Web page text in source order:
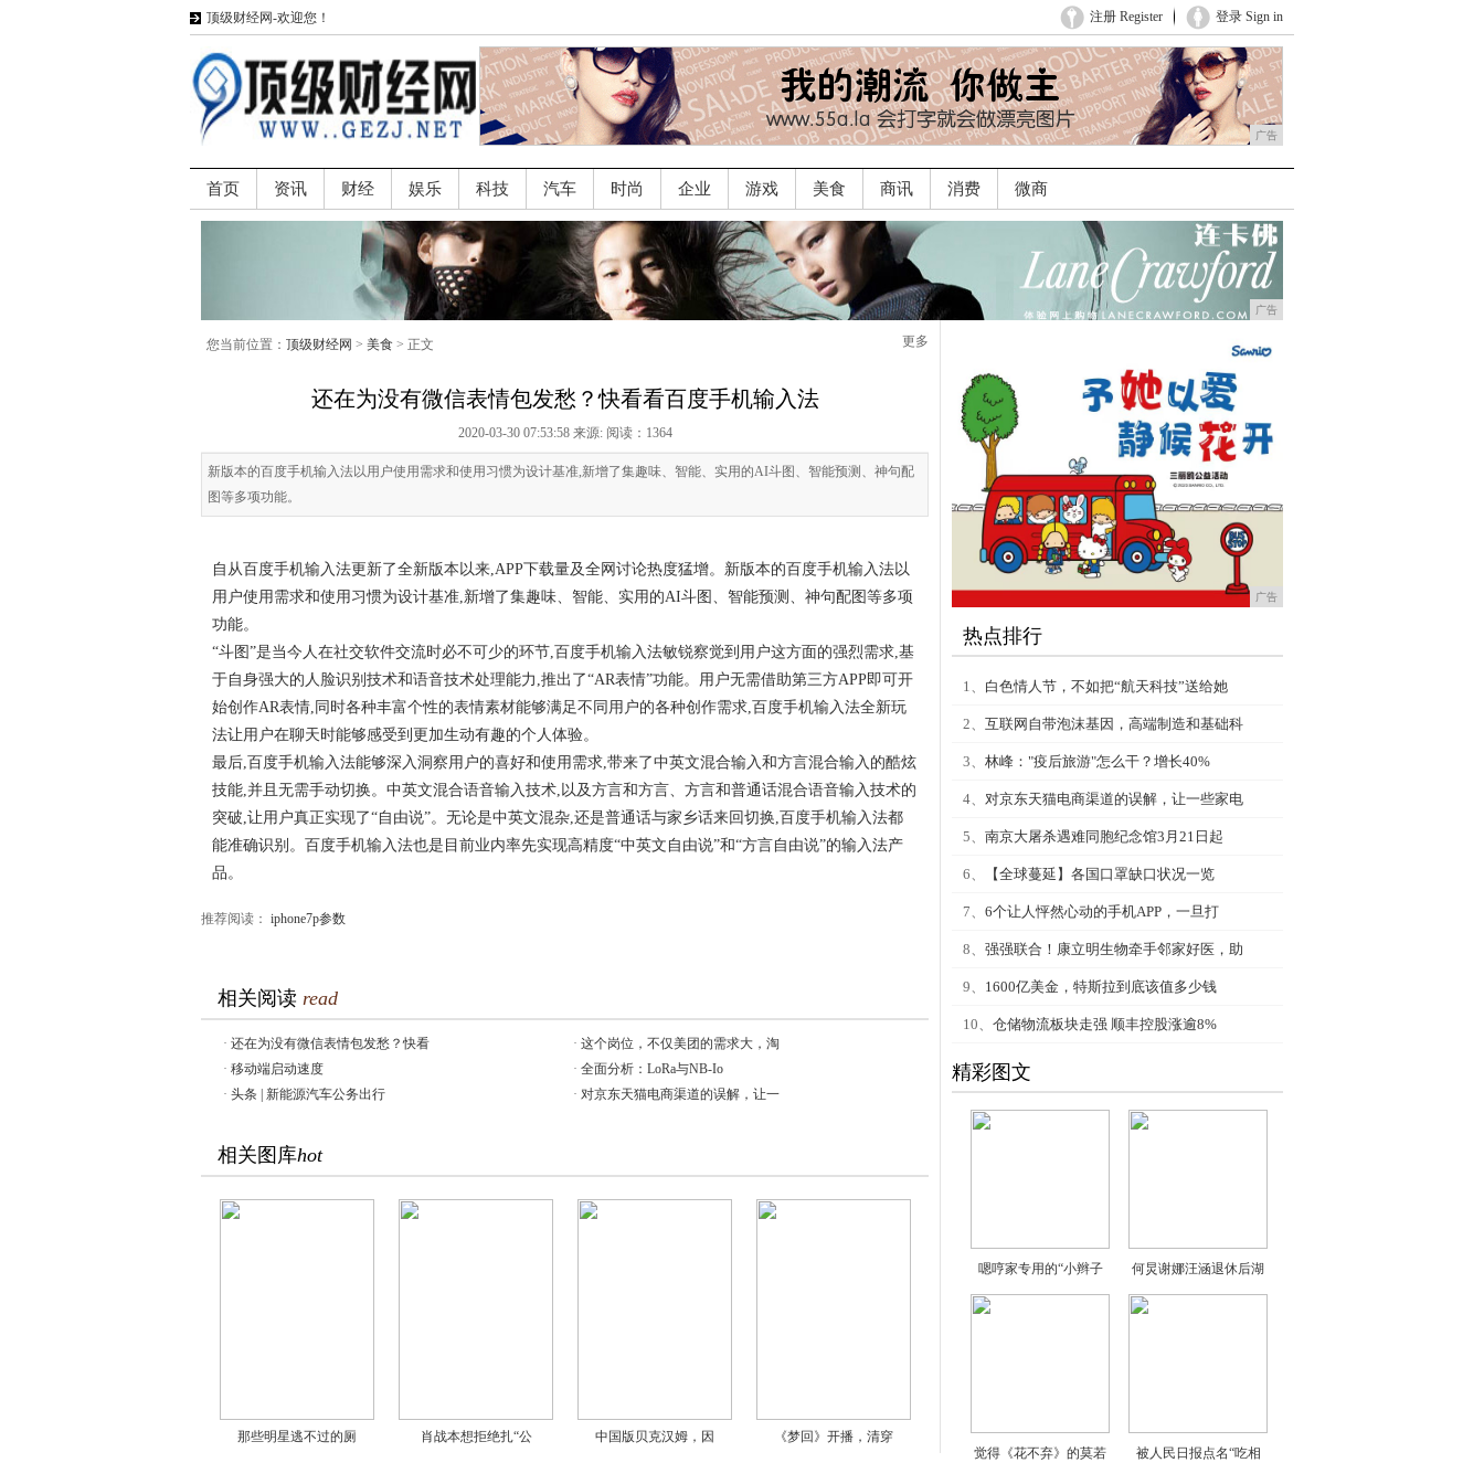
顶级财经网-欢迎您！ 登录 Sign in
注册 Register
广告
首页 资讯 财经 娱乐 科技 汽车 时尚 企业 游戏 美食 商讯 消费 微商
广告
您当前位置： 顶级财经网 > 美食 > 正文 更多
还在为没有微信表情包发愁？快看看百度手机输入法
2020-03-30 07:53:58 来源: 阅读：1364
新版本的百度手机输入法以用户使用需求和使用习惯为设计基准,新增了集趣味、智能、实用的AI斗图、智能预测、神句配
图等多项功能。
自从百度手机输入法更新了全新版本以来,APP下载量及全网讨论热度猛增。新版本的百度手机输入法以
用户使用需求和使用习惯为设计基准,新增了集趣味、智能、实用的AI斗图、智能预测、神句配图等多项
功能。
“斗图”是当今人在社交软件交流时必不可少的环节,百度手机输入法敏锐察觉到用户这方面的强烈需求,基
于自身强大的人脸识别技术和语音技术处理能力,推出了“AR表情”功能。用户无需借助第三方APP即可开
始创作AR表情,同时各种丰富个性的表情素材能够满足不同用户的各种创作需求,百度手机输入法全新玩
法让用户在聊天时能够感受到更加生动有趣的个人体验。
最后,百度手机输入法能够深入洞察用户的喜好和使用需求,带来了中英文混合输入和方言混合输入的酷炫
技能,并且无需手动切换。中英文混合语音输入技术,以及方言和方言、方言和普通话混合语音输入技术的
突破,让用户真正实现了“自由说”。无论是中英文混杂,还是普通话与家乡话来回切换,百度手机输入法都
能准确识别。百度手机输入法也是目前业内率先实现高精度“中英文自由说”和“方言自由说”的输入法产
品。
推荐阅读： iphone7p参数
相关阅读 read
· 还在为没有微信表情包发愁？快看 · 这个岗位，不仅美团的需求大，淘
· 移动端启动速度 · 全面分析：LoRa与NB-Io
· 头条 | 新能源汽车公务出行 · 对京东天猫电商渠道的误解，让一
相关图库hot
那些明星逃不过的厕 肖战本想拒绝扎“公 中国版贝克汉姆，因 《梦回》开播，清穿
广告
热点排行
1、 白色情人节，不如把“航天科技”送给她
2、 互联网自带泡沫基因，高端制造和基础科
3、 林峰："疫后旅游"怎么干？增长40%
4、 对京东天猫电商渠道的误解，让一些家电
5、 南京大屠杀遇难同胞纪念馆3月21日起
6、 【全球蔓延】各国口罩缺口状况一览
7、 6个让人怦然心动的手机APP，一旦打
8、 强强联合！康立明生物牵手邻家好医，助
9、 1600亿美金，特斯拉到底该值多少钱
10、 仓储物流板块走强 顺丰控股涨逾8%
精彩图文
嗯哼家专用的“小辫子 何炅谢娜汪涵退休后湖
觉得《花不弃》的莫若 被人民日报点名“吃相